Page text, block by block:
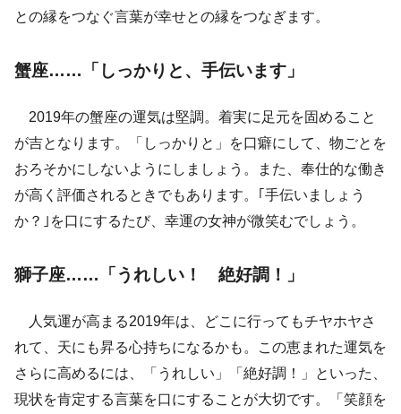
との縁をつなぐ言葉が幸せとの縁をつなぎます。
蟹座……「しっかりと、手伝います」
2019年の蟹座の運気は堅調。着実に足元を固めること
が吉となります。「しっかりと」を口癖にして、物ごとを
おろそかにしないようにしましょう。また、奉仕的な働き
が高く評価されるときでもあります。｢手伝いましょう
か？｣を口にするたび、幸運の女神が微笑むでしょう。
獅子座……「うれしい！ 絶好調！」
人気運が高まる2019年は、どこに行ってもチヤホヤさ
れて、天にも昇る心持ちになるかも。この恵まれた運気を
さらに高めるには、「うれしい」「絶好調！」といった、
現状を肯定する言葉を口にすることが大切です。「笑顔を